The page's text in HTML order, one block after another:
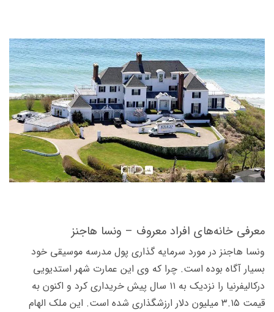
معرفی خانه‌های افراد معروف – ونسا هاجنز
ونسا هاجنز در مورد سرمایه­ گذاری پول مدرسه موسیقی خود
بسیار آگاه بوده است. چرا که وی این عمارت شهر استدیویی
درکالیفرنیا را نزدیک به ۱۱ سال پیش خریداری کرد و اکنون به
قیمت ۳.۱۵ میلیون دلار ارزش­گذاری شده است. این ملک الهام